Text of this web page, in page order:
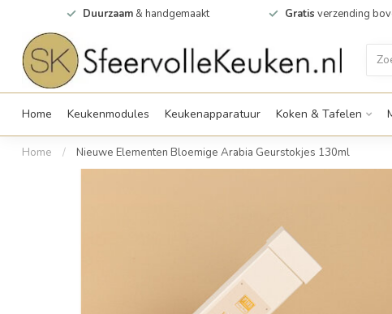
Duurzaam & handgemaakt Gratis verzending
Home Keukenmodules Keukenapparatuur Koken & Tafelen
Home / Nieuwe Elementen Bloemige Arabia Geurstokjes 130ml